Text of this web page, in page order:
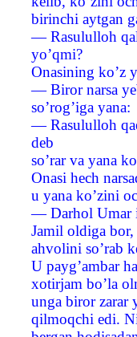
birinchi aytgan
— Rasululloh
yo’qmi?
Onasining ko’z
— Biror narsa
so’rog’iga yana:
— Rasululloh
deb
so’rar va yana
Onasi hech
u yana ko’zini
— Darhol Umar
Jamil oldiga
ahvolini so’rab
U payg’ambar
xotirjam bo’la
unga biror zarar
qilmoqchi edi.